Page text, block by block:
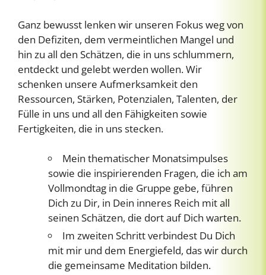
Ganz bewusst lenken wir unseren Fokus weg von
den Defiziten, dem vermeintlichen Mangel und
hin zu all den Schätzen, die in uns schlummern,
entdeckt und gelebt werden wollen. Wir
schenken unsere Aufmerksamkeit den
Ressourcen, Stärken, Potenzialen, Talenten, der
Fülle in uns und all den Fähigkeiten sowie
Fertigkeiten, die in uns stecken.
Mein thematischer Monatsimpulses
sowie die inspirierenden Fragen, die ich am
Vollmondtag in die Gruppe gebe, führen
Dich zu Dir, in Dein inneres Reich mit all
seinen Schätzen, die dort auf Dich warten.
Im zweiten Schritt verbindest Du Dich
mit mir und dem Energiefeld, das wir durch
die gemeinsame Meditation bilden.